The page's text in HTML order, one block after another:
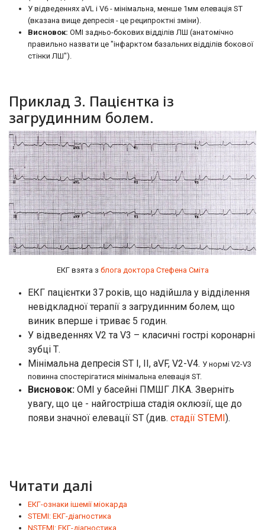
У відведеннях aVL і V6 - мінімальна, менше 1мм елевація ST
(вказана вище депресія - це реципроктні зміни).
Висновок: OMI задньо-бокових відділів ЛШ (анатомічно
правильно назвати це "інфарктом базальних відділів бокової
стінки ЛШ").
Приклад 3. Пацієнтка із
загрудинним болем.
ЕКГ взята з блога доктора Стефена Сміта
ЕКГ пацієнтки 37 років, що надійшла у відділення
невідкладної терапії з загрудинним болем, що
виник вперше і триває 5 годин.
У відведеннях V2 та V3 – класичні гострі коронарні
зубці Т.
Мінімальна депресія ST I, II, aVF, V2-V4. У нормі V2-V3
повинна спостерігатися мінімальна елевація ST.
Висновок: OMI у басейні ПМШГ ЛКА. Зверніть
увагу, що це - найгостріша стадія оклюзії, ще до
появи значної елевації ST (див. стадії STEMI).
Читати далі
ЕКГ-ознаки ішемії міокарда
STEMI: ЕКГ-діагностика
NSTEMI: ЕКГ-діагностика